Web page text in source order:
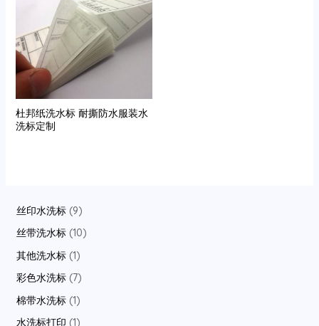
丝印水洗标 99
p
r
u
丝带洗水标 101
其他洗水标 11
p
r
彩色水洗标 77
p
r
棉带水洗标 11
p
水洗标打印 11
杜邦纸洗水标 耐撕防水服装水
洗标定制